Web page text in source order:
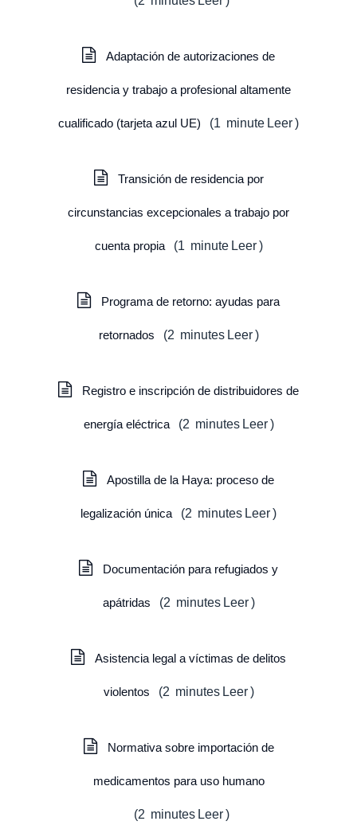
Adaptación de autorizaciones de
residencia y trabajo a profesional altamente
cualificado (tarjeta azul UE) (1 minute Leer)
Transición de residencia por
circunstancias excepcionales a trabajo por
cuenta propia (1 minute Leer )
Programa de retorno: ayudas para
retornados (2 minutes Leer )
Registro e inscripción de distribuidores de
energía eléctrica (2 minutes Leer )
Apostilla de la Haya: proceso de
legalización única (2 minutes Leer)
Documentación para refugiados y
apátridas (2 minutes Leer )
Asistencia legal a víctimas de delitos
violentos (2 minutes Leer )
Normativa sobre importación de
medicamentos para uso humano
(2 minutes Leer )